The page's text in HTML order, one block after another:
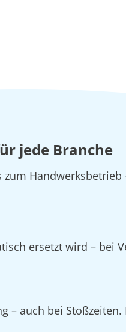
jede Branche
ersetzt wird – bei
– auch bei